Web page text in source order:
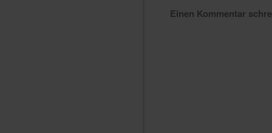
Einen Kommentar